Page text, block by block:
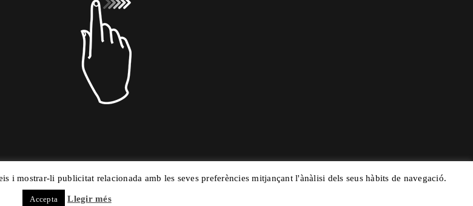
i mostrar-li publicitat relacionada amb les seves preferències mitjançant l'ànàlisi dels seus hàbits de navegació.
Accepta Llegir més